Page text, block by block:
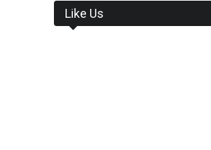
Like Us